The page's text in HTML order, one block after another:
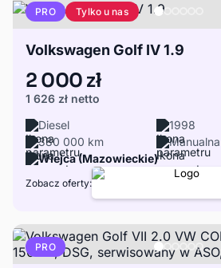
PRO Tylko u nas
Volkswagen Golf IV 1.9
2 000 zł
1 626 zł netto
Diesel
1998
380 000 km
Manualna
Wiejca (Mazowieckie)
Zobacz oferty:
PRO